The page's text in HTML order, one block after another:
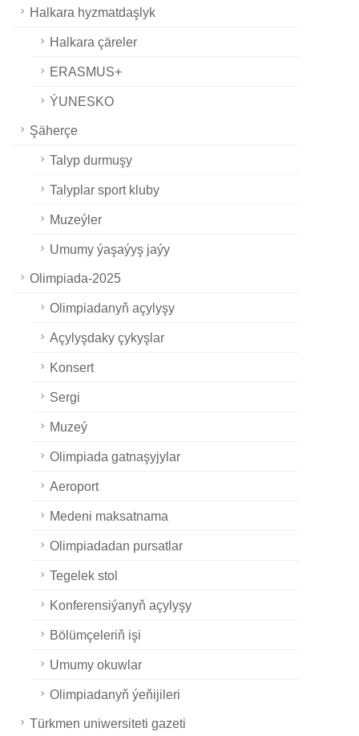
Halkara hyzmatdaşlyk
Halkara çäreler
ERASMUS+
ÝUNESKO
Şäherçe
Talyp durmuşy
Talyplar sport kluby
Muzeýler
Umumy ýaşaýyş jaýy
Olimpiada-2025
Olimpiadanyň açylyşy
Açylyşdaky çykyşlar
Konsert
Sergi
Muzeý
Olimpiada gatnaşyjylar
Aeroport
Medeni maksatnama
Olimpiadadan pursatlar
Tegelek stol
Konferensiýanyň açylyşy
Bölümçeleriň işi
Umumy okuwlar
Olimpiadanyň ýeňijileri
Türkmen uniwersiteti gazeti